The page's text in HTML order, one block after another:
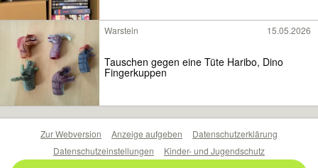
Warstein 15.05.2026
Tauschen gegen eine Tüte Haribo, Dino
Fingerkuppen
Zur Webversion Anzeige aufgeben
Datenschutzerklärung
Datenschutzeinstellungen
Kinder- und Jugendschutz